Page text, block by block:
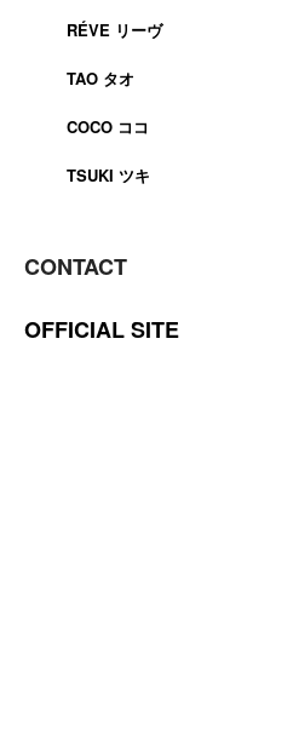
RÉVE リーヴ
TAO タオ
COCO ココ
TSUKI ツキ
CONTACT
OFFICIAL SITE